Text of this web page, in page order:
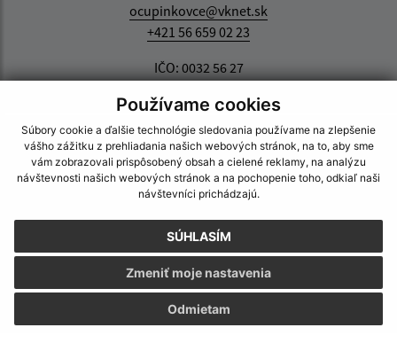
Používame cookies
Súbory cookie a ďalšie technológie sledovania používame na zlepšenie
vášho zážitku z prehliadania našich webových stránok, na to, aby sme
vám zobrazovali prispôsobený obsah a cielené reklamy, na analýzu
návštevnosti našich webových stránok a na pochopenie toho, odkiaľ naši
návštevníci prichádzajú.
SÚHLASÍM
Odmietam
Zmeniť moje nastavenia
ocupinkovce@vknet.sk
+421 56 659 02 23
IČO: 0032 56 27